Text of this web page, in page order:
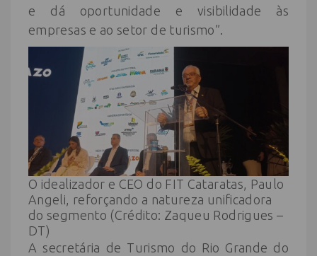
e dá oportunidade e visibilidade às
empresas e ao setor de turismo”.
O idealizador e CEO do FIT Cataratas, Paulo
Angeli, reforçando a natureza unificadora
do segmento (Crédito: Zaqueu Rodrigues –
DT)
A secretária de Turismo do Rio Grande do